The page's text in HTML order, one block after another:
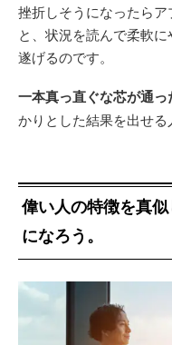
挫折しそうになったら
と、状況を読んで柔軟
遂げるのです。
一本真っ直ぐな芯が通っ
かりとした結果を出せる
偉い人の特徴を真
になろう。